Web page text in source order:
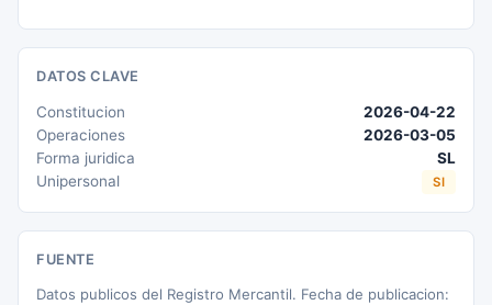
DATOS CLAVE
Constitucion
2026-04-22
Operaciones
2026-03-05
Forma juridica
SL
Unipersonal
SI
FUENTE
Datos publicos del Registro Mercantil. Fecha de publicacion: